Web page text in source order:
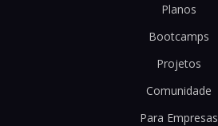
Planos
Bootcamps
Projetos
Comunidade
Para Empresas